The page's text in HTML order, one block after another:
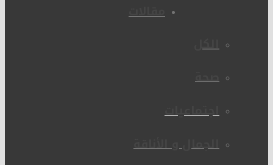
مقالات
الكل
صحة
اجتماعيات
الجمال و الأناقة